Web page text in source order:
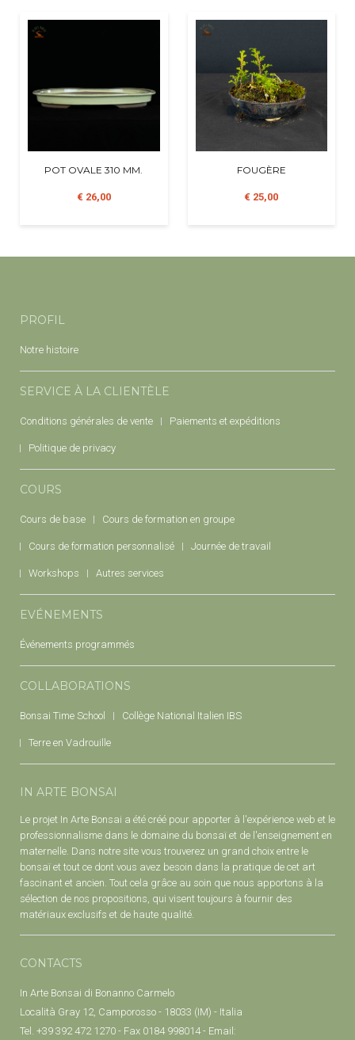
POT OVALE 310 MM.
€ 26,00
FOUGÈRE
€ 25,00
PROFIL
Notre histoire
SERVICE À LA CLIENTÈLE
Conditions générales de vente Paiements et expéditions
Politique de privacy
COURS
Cours de base Cours de formation en groupe
Cours de formation personnalisé Journée de travail
Workshops Autres services
EVÉNEMENTS
Événements programmés
COLLABORATIONS
Bonsai Time School Collège National Italien IBS
Terre en Vadrouille
IN ARTE BONSAI
Le projet In Arte Bonsai a été créé pour apporter à l'expérience web et le
professionnalisme dans le domaine du bonsaï et de l'enseignement en
maternelle. Dans notre site vous trouverez un grand choix entre le
bonsaï et tout ce dont vous avez besoin dans la pratique de cet art
fascinant et ancien. Tout cela grâce au soin que nous apportons à la
sélection de nos propositions, qui visent toujours à fournir des
matériaux exclusifs et de haute qualité.
CONTACTS
In Arte Bonsai di Bonanno Carmelo
Località Gray 12, Camporosso - 18033 (IM) - Italia
Tel. +39 392 472 1270 - Fax 0184 998014 - Email: